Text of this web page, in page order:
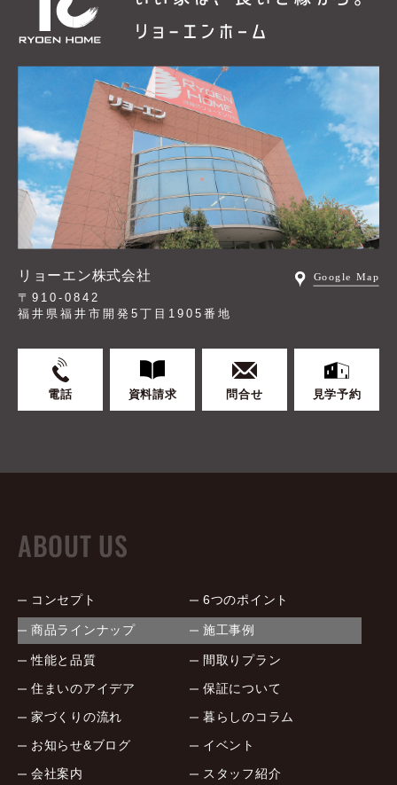
リョーエン株式会社
〒910-0842
福井県福井市開発5丁目1905番地
電話 資料請求 問合せ 見学予約
ABOUT US
コンセプト 6つのポイント
商品ラインナップ 施工事例
性能と品質
間取りプラン
住まいのアイデア
保証について
家づくりの流れ
暮らしのコラム
お知らせ&ブログ
イベント
会社案内
スタッフ紹介